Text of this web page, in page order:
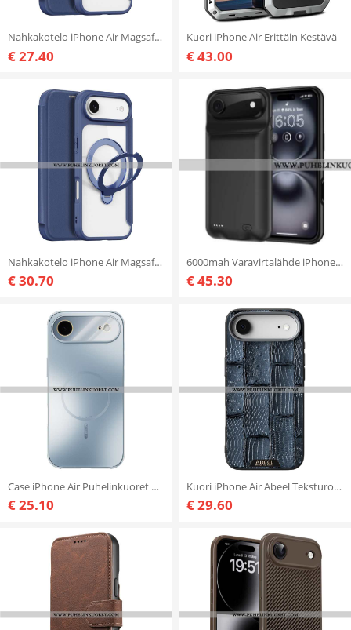
Nahkakotelo iPhone Air Magsafe Skin X Pro -sarja Dux Ducis
€ 27.40
Kuori iPhone Air Erittäin Kestävä
€ 43.00
Nahkakotelo iPhone Air Magsafe Skin X Pro -sarjan Jalusta Dux Ducis
€ 30.70
6000mah Varavirtalähde iPhone Airille Vahvistetulla Suojauksella
€ 45.30
Case iPhone Air Puhelinkuoret Magsafe-yhteensopiva Abeel
€ 25.10
Kuori iPhone Air Abeel Teksturoitu Magsafe-yhteensopiva
€ 29.60